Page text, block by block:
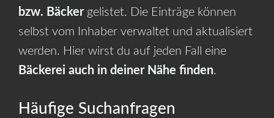
bzw. Bäckergelistet. Die Einträge können
selbst vom Inhaber verwaltet und aktualisiert
werden. Hier wirst du auf jeden Fall eine
Bäckerei auch in deiner Nähe finden.
Häufige Suchanfragen